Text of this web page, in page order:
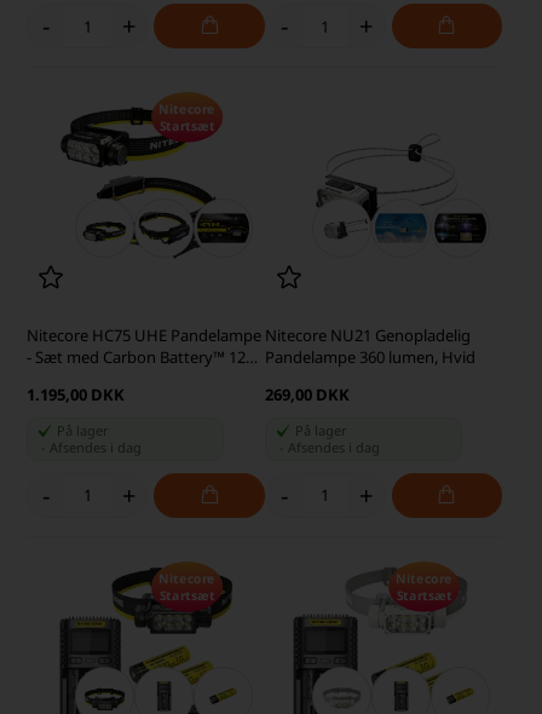
- + - +
Nitecore
Startsæt
Nitecore HC75 UHE Pandelampe
- Sæt med Carbon Battery™ 12K
1.195,00 DKK
På lager
Afsendes i dag
- +
Nitecore NU21 Genopladelig
Pandelampe 360 lumen, Hvid
269,00 DKK
På lager
Afsendes i dag
- +
Nitecore
Startsæt
Nitecore
Startsæt